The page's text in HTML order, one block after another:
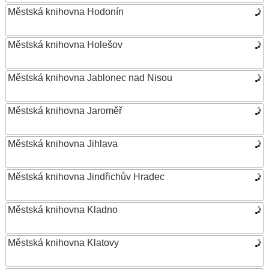
Městská knihovna Hodonín
Městská knihovna Holešov
Městská knihovna Jablonec nad Nisou
Městská knihovna Jaroměř
Městská knihovna Jihlava
Městská knihovna Jindřichův Hradec
Městská knihovna Kladno
Městská knihovna Klatovy